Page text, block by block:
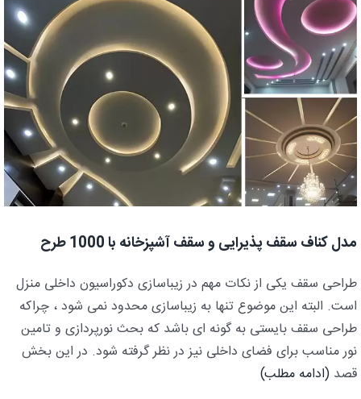
مدل کناف سقف پذیرایی و سقف آشپزخانه با 1000 طرح
طراحی سقف یکی از نکات مهم در زیباسازی دکوراسیون داخلی منزل
است. البته این موضوع تنها به زیباسازی محدود نمی شود ، چراکه
طراحی سقف بایستی به گونه ای باشد که بحث نورپردازی و تامین
نور مناسب برای فضای داخلی نیز در نظر گرفته شود. در این بخش
قصد (ادامه مطلب)